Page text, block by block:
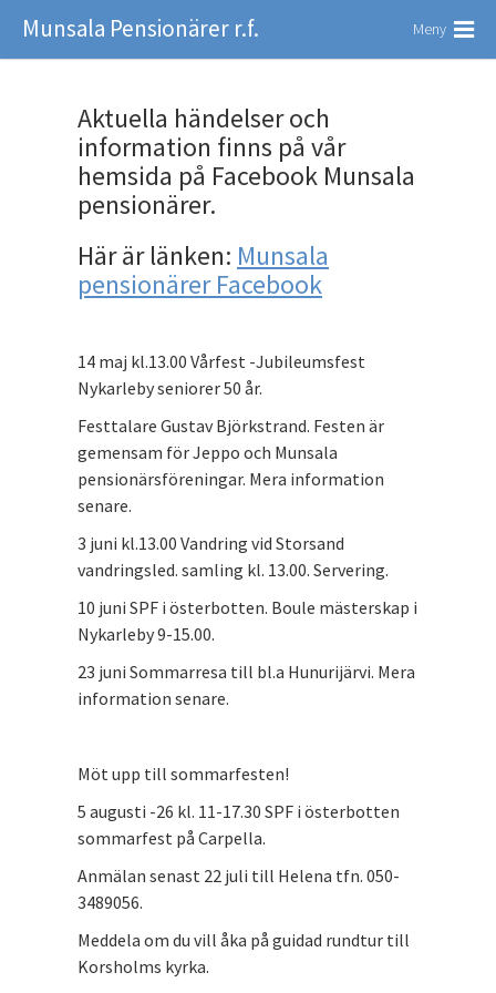
Munsala Pensionärer r.f. Meny
Aktuella händelser och
information finns på vår
hemsida på Facebook Munsala
pensionärer.
Här är länken: Munsala
pensionärer Facebook
14 maj kl.13.00 Vårfest -Jubileumsfest
Nykarleby seniorer 50 år.
Festtalare Gustav Björkstrand. Festen är
gemensam för Jeppo och Munsala
pensionärsföreningar. Mera information
senare.
3 juni kl.13.00 Vandring vid Storsand
vandringsled. samling kl. 13.00. Servering.
10 juni SPF i österbotten. Boule mästerskap i
Nykarleby 9-15.00.
23 juni Sommarresa till bl.a Hunurijärvi. Mera
information senare.
Möt upp till sommarfesten!
5 augusti -26 kl. 11-17.30 SPF i österbotten
sommarfest på Carpella.
Anmälan senast 22 juli till Helena tfn. 050-
3489056.
Meddela om du vill åka på guidad rundtur till
Korsholms kyrka.